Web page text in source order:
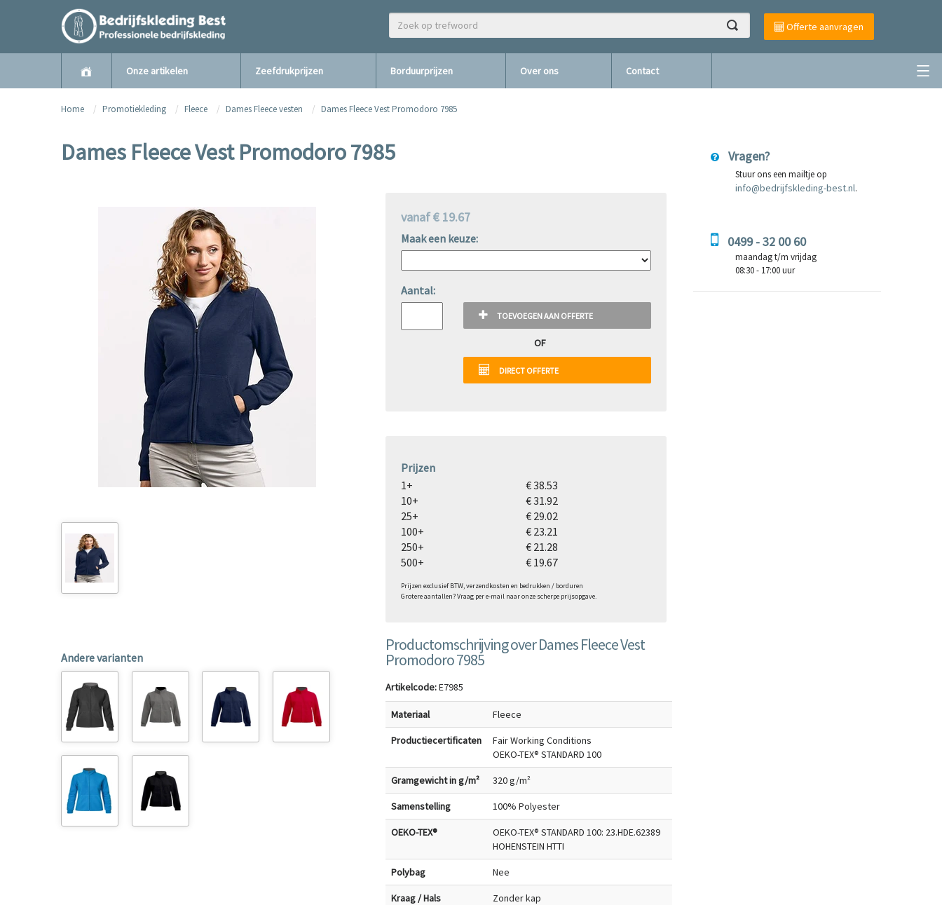
Offerte aanvragen
Onze artikelen Zeefdrukprijzen Borduurprijzen Over ons Contact
Home Promotiekleding Fleece Dames Fleece vesten Dames Fleece Vest Promodoro 7985
Dames Fleece Vest Promodoro 7985
Andere varianten
vanaf € 19.67
Maak een keuze:
Aantal:
TOEVOEGEN AAN OFFERTE
OF
DIRECT OFFERTE
Prijzen
1+
€ 38.53
10+
€ 31.92
25+
€ 29.02
100+
€ 23.21
250+
€ 21.28
500+
€ 19.67
Prijzen exclusief BTW, verzendkosten en bedrukken / borduren
Grotere aantallen? Vraag per e-mail naar onze scherpe prijsopgave.
Productomschrijving over Dames Fleece Vest
Promodoro 7985
Artikelcode:E7985
Materiaal Fleece
Productiecertificaten
Fair Working Conditions
OEKO-TEX® STANDARD 100
Gramgewicht in g/m² 320 g/m²
Samenstelling 100% Polyester
OEKO-TEX®
OEKO-TEX® STANDARD 100: 23.HDE.62389
HOHENSTEIN HTTI
Polybag Nee
Kraag / Hals
Zonder kap
Vragen?
Stuur ons een mailtje op
info@bedrijfskleding-best.nl.
0499 - 32 00 60
maandag t/m vrijdag
08:30 - 17:00 uur